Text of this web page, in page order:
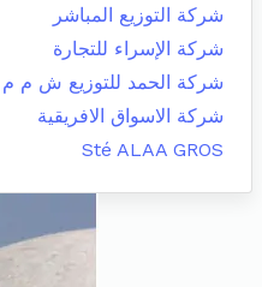
شركة التوزيع المباشر
شركة الإسراء للتجارة
شركة الحمد للتوزيع ش م م
شركة الاسواق الافريقية
Sté ALAA GROS